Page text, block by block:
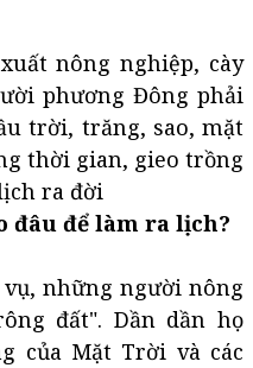
nông nghiệp, cày
phương Đông phải
trời, trăng, sao, mặt
thời gian, gieo trồng
ra đời
đâu để làm ra lịch?
những người nông
đất". Dần dần họ
của Mặt Trời và các